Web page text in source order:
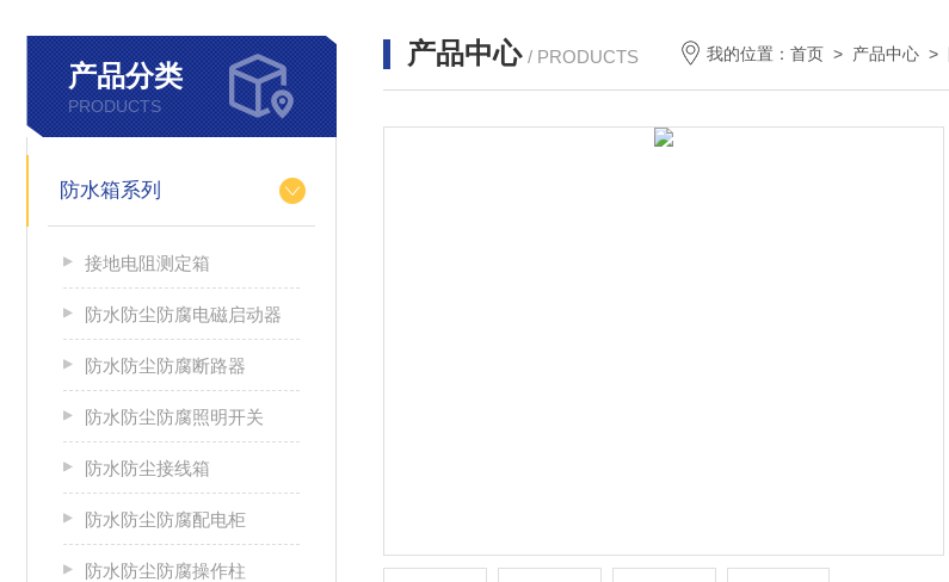
产品分类
PRODUCTS
防水箱系列
接地电阻测定箱
防水防尘防腐电磁启动器
防水防尘防腐断路器
防水防尘防腐照明开关
防水防尘接线箱
防水防尘防腐配电柜
防水防尘防腐操作柱
产品中心 / PRODUCTS 我的位置：首页 > 产品中心 >